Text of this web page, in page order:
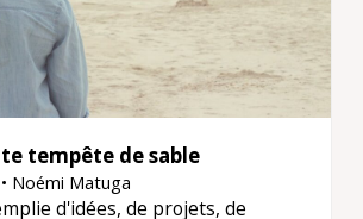
tempête de sable
• Noémi Matuga
d'idées, de projets, de